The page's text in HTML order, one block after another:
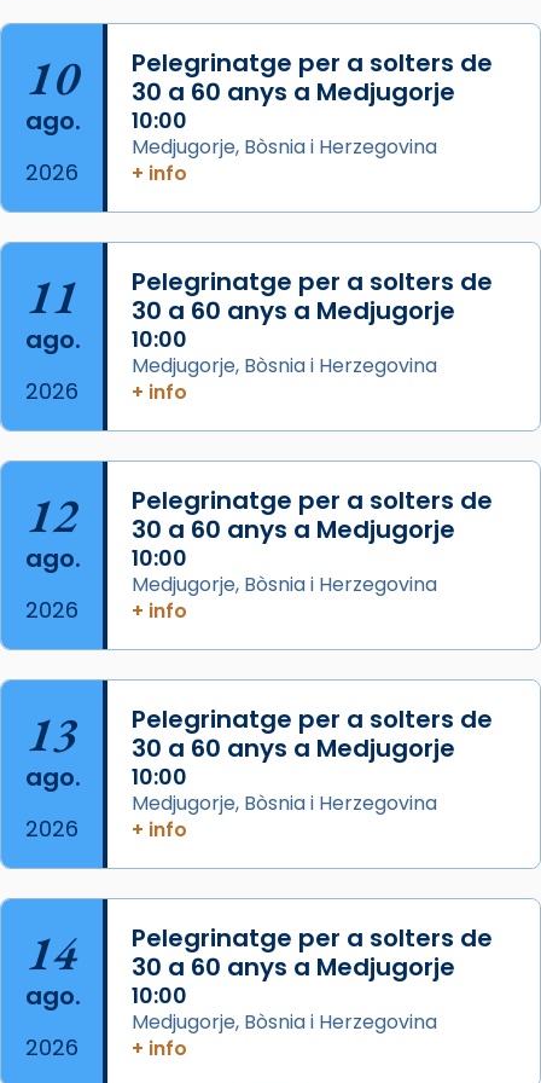
frare Joan Gaspar Roig, afirma en una obra
que les santes són filles de l’antiga Iluro.
Mataró en reivindicarà les relíq
...Ver más
2 weeks ago
Jaume, fill de Zebedeu, és juntament amb el
seu germà Joan i Pere un dels que
acompanyava més de prop Jesús.
Segons el llibre dels Fets (12,2) fou el primer
apòstol màrtir, decapitat a Jerusalem per
Herodes Agripa (vers l'any 44).
Patró de Galícia, després de les invasions
musulmanes fou venerat com a patró dels
Regnes castellans i més tard de tota
Espanya.
Foto
View on Facebook ·
10
ago.
2026
Pelegrinatge per a solters de
30 a 60 anys a Medjugorje
10:00
Medjugorje, Bòsnia i Herzegovina
+ info
11
ago.
2026
Pelegrinatge per a solters de
30 a 60 anys a Medjugorje
10:00
Medjugorje, Bòsnia i Herzegovina
+ info
12
ago.
2026
Pelegrinatge per a solters de
30 a 60 anys a Medjugorje
10:00
Medjugorje, Bòsnia i Herzegovina
+ info
13
ago.
2026
Pelegrinatge per a solters de
30 a 60 anys a Medjugorje
10:00
Medjugorje, Bòsnia i Herzegovina
+ info
14
ago.
2026
Pelegrinatge per a solters de
30 a 60 anys a Medjugorje
10:00
Medjugorje, Bòsnia i Herzegovina
+ info